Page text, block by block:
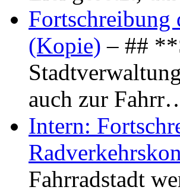
Fortschreibung
(Kopie) – ##
auch zur
Intern:
Fahrradstadt